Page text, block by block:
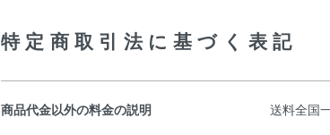
特定商取引法に基づく表記
商品代金以外の料金の説明 送料全国